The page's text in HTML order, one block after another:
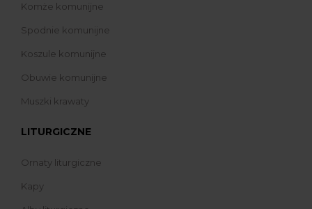
Komże komunijne
Spodnie komunijne
Koszule komunijne
Obuwie komunijne
Muszki krawaty
LITURGICZNE
Ornaty liturgiczne
Kapy